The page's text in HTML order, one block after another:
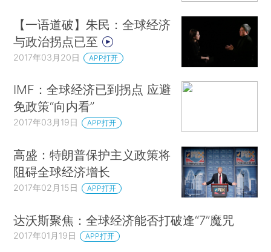
【一语道破】朱民：全球经济
与政治拐点已至
2017年03月20日 APP打开
IMF：全球经济已到拐点 应避
免政策“向内看”
2017年03月19日 APP打开
高盛：特朗普保护主义政策将
阻碍全球经济增长
2017年02月15日 APP打开
达沃斯聚焦：全球经济能否打破逢“7”魔咒
2017年01月19日 APP打开